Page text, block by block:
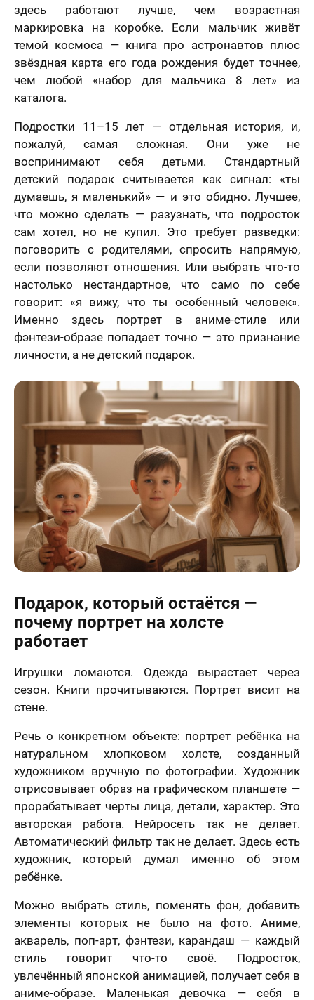
здесь работают лучше, чем возрастная
маркировка на коробке. Если мальчик живёт
темой космоса — книга про астронавтов плюс
звёздная карта его года рождения будет точнее,
чем любой «набор для мальчика 8 лет» из
каталога.
Подростки 11–15 лет — отдельная история, и,
пожалуй, самая сложная. Они уже не
воспринимают себя детьми. Стандартный
детский подарок считывается как сигнал: «ты
думаешь, я маленький» — и это обидно. Лучшее,
что можно сделать — разузнать, что подросток
сам хотел, но не купил. Это требует разведки:
поговорить с родителями, спросить напрямую,
если позволяют отношения. Или выбрать что-то
настолько нестандартное, что само по себе
говорит: «я вижу, что ты особенный человек».
Именно здесь портрет в аниме-стиле или
фэнтези-образе попадает точно — это признание
личности, а не детский подарок.
Подарок, который остаётся —
почему портрет на холсте
работает
Игрушки ломаются. Одежда вырастает через
сезон. Книги прочитываются. Портрет висит на
стене.
Речь о конкретном объекте: портрет ребёнка на
натуральном хлопковом холсте, созданный
художником вручную по фотографии. Художник
отрисовывает образ на графическом планшете —
прорабатывает черты лица, детали, характер. Это
авторская работа. Нейросеть так не делает.
Автоматический фильтр так не делает. Здесь есть
художник, который думал именно об этом
ребёнке.
Можно выбрать стиль, поменять фон, добавить
элементы которых не было на фото. Аниме,
акварель, поп-арт, фэнтези, карандаш — каждый
стиль говорит что-то своё. Подросток,
увлечённый японской анимацией, получает себя в
аниме-образе. Маленькая девочка — себя в
Вашего портрета
Ваше имя
5 шагов
К какому поводу выбираете
картину?
Ответьте на вопросы и узнайте стоимость
вашего портрета
Как
скоро
Вам
нужен
подарок?
Ответьте
вопросы
и
узнайте
стоимость
вашего
портрета
шаг!
контакты,
цену и
Вам в
на
отзыв
Ваш Отзыв*